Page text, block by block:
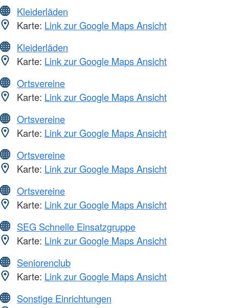
Kleiderläden
Karte: Link zur Google Maps Ansicht
Kleiderläden
Karte: Link zur Google Maps Ansicht
Ortsvereine
Karte: Link zur Google Maps Ansicht
Ortsvereine
Karte: Link zur Google Maps Ansicht
Ortsvereine
Karte: Link zur Google Maps Ansicht
Ortsvereine
Karte: Link zur Google Maps Ansicht
SEG Schnelle Einsatzgruppe
Karte: Link zur Google Maps Ansicht
Seniorenclub
Karte: Link zur Google Maps Ansicht
Sonstige Einrichtungen